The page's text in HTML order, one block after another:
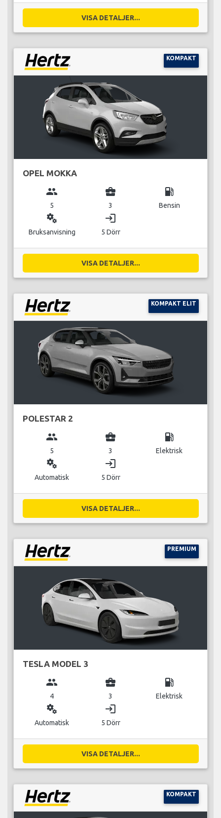
VISA DETALJER...
KOMPAKT
OPEL MOKKA
group
5
business_center
3
local_gas_station
Bensin
miscellaneous_services
Bruksanvisning
login
5 Dörr
VISA DETALJER...
KOMPAKT ELIT
POLESTAR 2
group
5
business_center
3
local_gas_station
Elektrisk
miscellaneous_services
Automatisk
login
5 Dörr
VISA DETALJER...
PREMIUM
TESLA MODEL 3
group
4
business_center
3
local_gas_station
Elektrisk
miscellaneous_services
Automatisk
login
5 Dörr
VISA DETALJER...
KOMPAKT